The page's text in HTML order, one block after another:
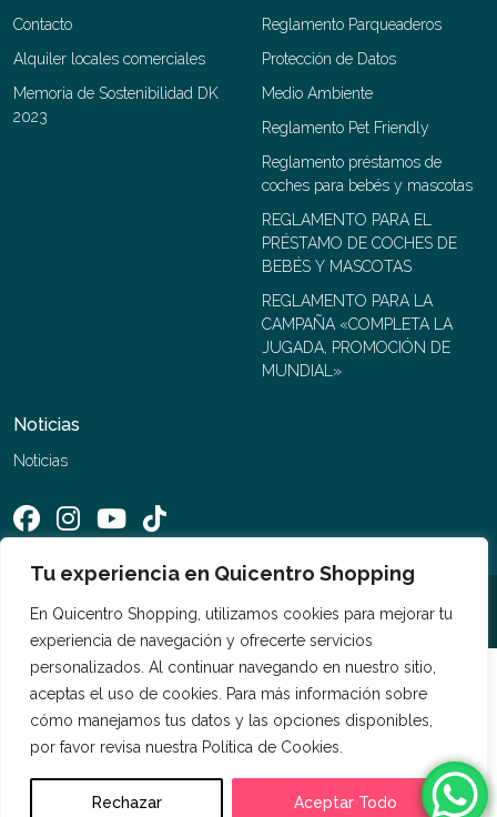
Tu experiencia en Quicentro Shopping
En Quicentro Shopping, utilizamos cookies para mejorar tu
experiencia de navegación y ofrecerte servicios
personalizados. Al continuar navegando en nuestro sitio,
aceptas el uso de cookies. Para más información sobre
cómo manejamos tus datos y las opciones disponibles,
por favor revisa nuestra Política de Cookies.
Rechazar Aceptar Todo
Contacto
Alquiler locales comerciales
Memoria de Sostenibilidad DK
2023
Reglamento Parqueaderos
Protección de Datos
Medio Ambiente
Reglamento Pet Friendly
Reglamento préstamos de
coches para bebés y mascotas
REGLAMENTO PARA EL
PRÉSTAMO DE COCHES DE
BEBÉS Y MASCOTAS
REGLAMENTO PARA LA
CAMPAÑA «COMPLETA LA
JUGADA, PROMOCIÓN DE
MUNDIAL»
Noticias
Noticias
©2026 Quicentro Shopping. Todos los derechos reservados